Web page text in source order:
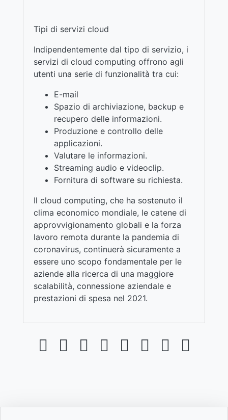
Tipi di servizi cloud
Indipendentemente dal tipo di servizio, i
servizi di cloud computing offrono agli
utenti una serie di funzionalità tra cui:
E-mail
Spazio di archiviazione, backup e
recupero delle informazioni.
Produzione e controllo delle
applicazioni.
Valutare le informazioni.
Streaming audio e videoclip.
Fornitura di software su richiesta.
Il cloud computing, che ha sostenuto il
clima economico mondiale, le catene di
approvvigionamento globali e la forza
lavoro remota durante la pandemia di
coronavirus, continuerà sicuramente a
essere uno scopo fondamentale per le
aziende alla ricerca di una maggiore
scalabilità, connessione aziendale e
prestazioni di spesa nel 2021.